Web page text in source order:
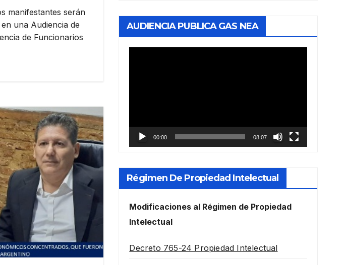
manifestantes serán
una Audiencia de
de Funcionarios
AUDIENCIA PUBLICA GAS NEA
00:00 08:07
Régimen De Propiedad Intelectual
Modificaciones al Régimen de Propiedad
Intelectual
Decreto 765-24 Propiedad Intelectual